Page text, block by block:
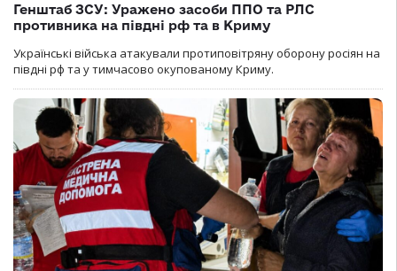
Генштаб ЗСУ: Уражено засоби ППО та РЛС
противника на півдні рф та в Криму
Українські війська атакували протиповітряну оборону росіян на
півдні рф та у тимчасово окупованому Криму.